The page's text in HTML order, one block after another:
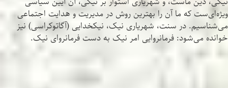
ویژه‌ای‌ست که ما آن را بهترین روش در مدیریت و هدایت اجتماعی
می‌شناسیم. در سنت، شهریاری نیک، نیکخدایی (آگاتوکراسی) نیز
خوانده می‌شود: فرمانروایی امر نیک به دست فرمانروای نیک.